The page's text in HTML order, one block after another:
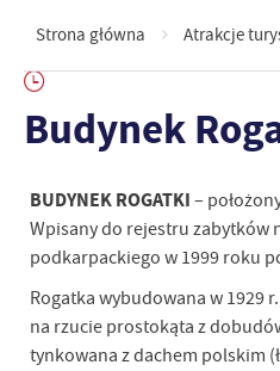
Strona główna Atrakcje
Budynek
BUDYNEK ROGATKI –
Wpisany do rejestru zabytków
podkarpackiego w 1999 roku
Rogatka wybudowana w 1929
na rzucie prostokąta z
tynkowana z dachem polskim